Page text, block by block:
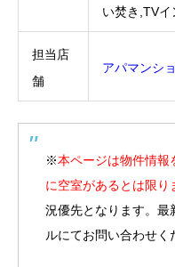
い焚き,TVイ
担当店
舗
アパマンシ
※本ページは物件情報
に空室があるとは限り
況優先となります。最
ルにてお問い合わせく